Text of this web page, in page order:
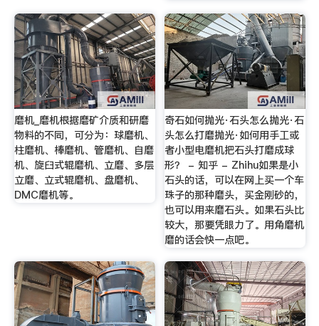
磨机_磨机根据磨矿介质和研磨
物料的不同，可分为：球磨机、
柱磨机、棒磨机、管磨机、自磨
机、旋臼式辊磨机、立磨、多层
立磨、立式辊磨机、盘磨机、
DMC磨机等。
奇石如何抛光·石头怎么抛光·石
头怎么打磨抛光·如何用手工或
者小型电磨机把石头打磨成球
形？ - 知乎 - Zhihu如果是小
石头的话，可以在网上买一个车
珠子的那种磨头，买金刚砂的，
也可以用来磨石头。如果石头比
较大，那要凭眼力了。用角磨机
磨的话会快一点吧。